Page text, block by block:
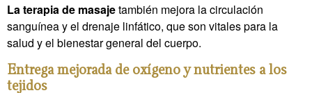
La terapia de masajetambién mejora la circulación
sanguínea y el drenaje linfático, que son vitales para la
salud y el bienestar general del cuerpo.
Entrega mejorada de oxígeno y nutrientes a los
tejidos